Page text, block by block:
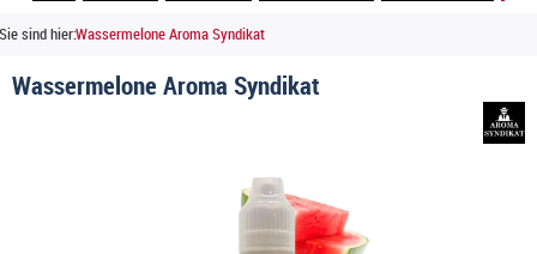
Sie sind hier:Wassermelone Aroma Syndikat
Wassermelone Aroma Syndikat